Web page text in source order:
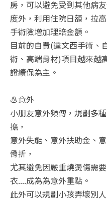
房，可以避免受到其他病
度外，利用住院日額，拉
手術險增加理賠金額。
目前的自費(達文西手術、
術、高端骨材)項目越來越
證續保為主。
♨️意外
小朋友意外頻傳，規劃多
擔，
意外失能、意外扶助金、
骨折，
尤其避免因嚴重燒燙傷需
衣....成為為意外重點。
此外可以規劃小孩弄壞別